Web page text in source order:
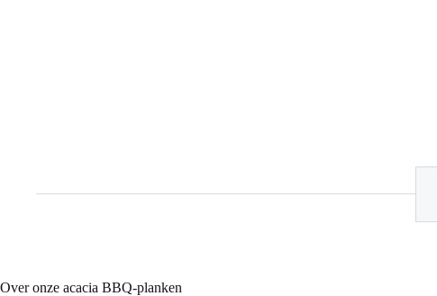
Over onze acacia BBQ-planken